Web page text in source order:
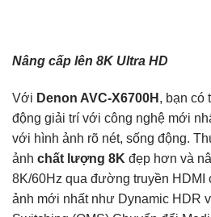
Nâng cấp lên 8K Ultra HD
Với Denon AVC-X6700H , bạn có
động giải trí với công nghệ mới
với hình ảnh rõ nét, sống động.
ảnh chất lượng 8K đẹp hơn và
8K/60Hz qua đường truyền HDMI
ảnh mới nhất như Dynamic HDR